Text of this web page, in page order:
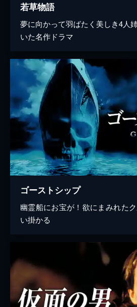
若草物語
夢に向かって羽ばたく美しき4人
いた名作ドラマ
ゴーストシップ
幽霊船にお宝が！欲にまみれた
い掛かる